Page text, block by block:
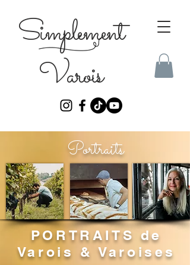
Simplement
Varois
Portraits
PORTRAITS de
Varois & Varoises